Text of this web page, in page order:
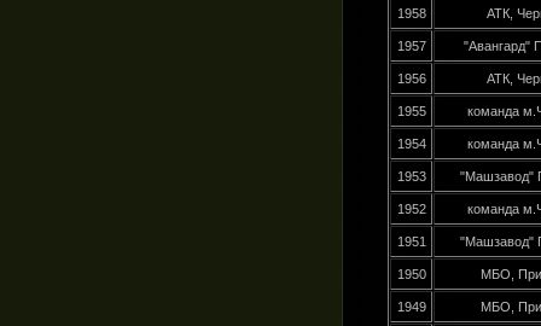
1958 АТК,
1957 "Авангард"
1956 АТК,
1955 команда
1954 команда
1953 "Машзавод"
1952 команда
1951 "Машзавод"
1950 МБО,
1949 МБО,